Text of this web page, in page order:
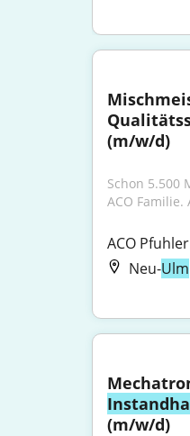
(m/w/d)
Schon 5.500
ACO
ACO
Neu-Ulm
(m/w/d)